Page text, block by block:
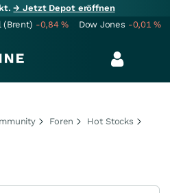
→ Jetzt Depot eröffnen
(Brent) -0,84% Dow Jones -0,01%
Foren
Hot Stocks